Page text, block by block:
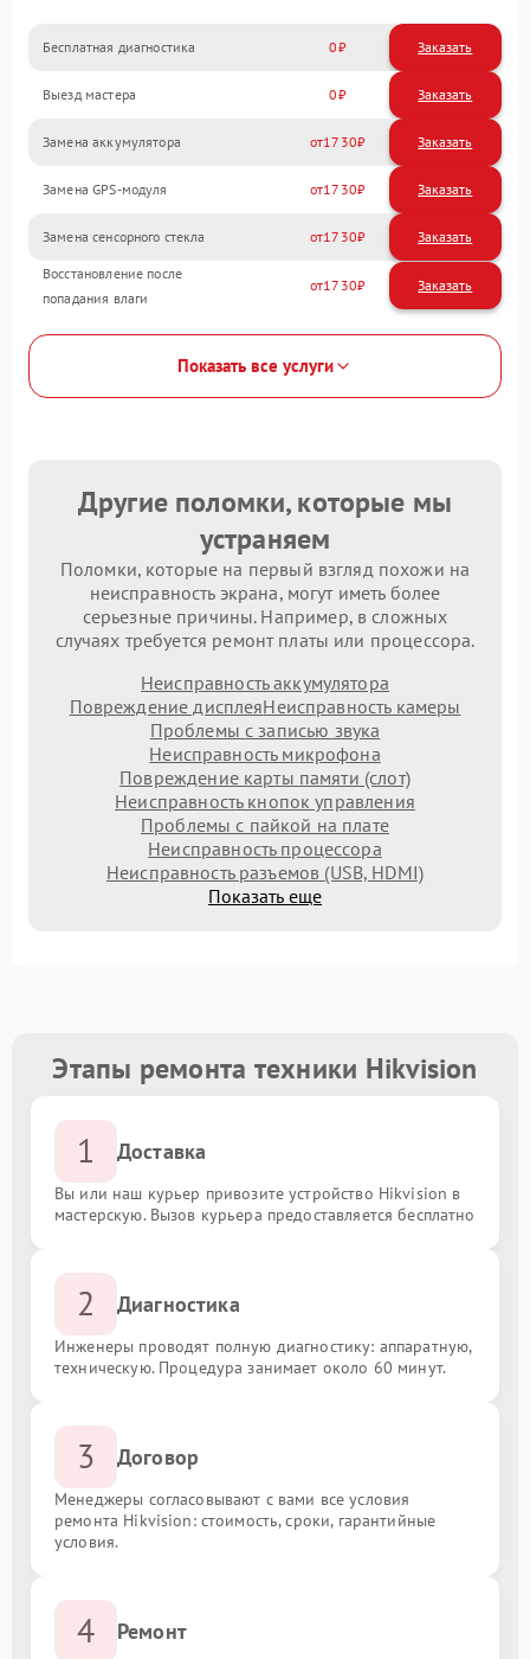
Бесплатная диагностика 0 Заказать
Выезд мастера 0 Заказать
Замена аккумулятора 1730
Замена GPS-модуля 1730
Замена сенсорного стекла 1730
Восстановление после
попадания влаги
1730
Показать все услуги
Другие поломки, которые мы
устраняем
Поломки, которые на первый взгляд похожи на
неисправность экрана, могут иметь более
серьезные причины. Например, в сложных
случаях требуется ремонт платы или процессора.
Неисправность аккумулятора
Повреждение дисплеяНеисправность камеры
Проблемы с записью звука
Неисправность микрофона
Повреждение карты памяти (слот)
Неисправность кнопок управления
Проблемы с пайкой на плате
Неисправность процессора
Неисправность разъемов (USB, HDMI)
Показать еще
Этапы ремонта техники Hikvision
1 Доставка
Вы или наш курьер привозите устройство Hikvision в
мастерскую. Вызов курьера предоставляется бесплатно
2 Диагностика
Инженеры проводят полную диагностику: аппаратную,
техническую. Процедура занимает около 60 минут.
3 Договор
Менеджеры согласовывают с вами все условия
ремонта Hikvision: стоимость, сроки, гарантийные
условия.
4 Ремонт